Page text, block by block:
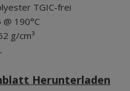
TGIC-frei
@ 190°C
g/cm³
Herunterladen